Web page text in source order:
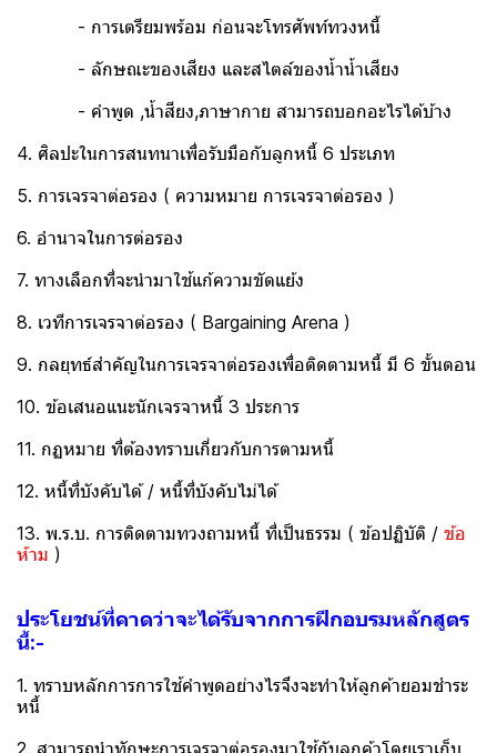
- การเตรียมพร้อม ก่อนจะโทรศัพท์ทวงหนี้
- ลักษณะของเสียง และสไตล์ของน้ำน้ำเสียง
- คำพูด ,น้ำสียง,ภาษากาย สามารถบอกอะไรได้บ้าง
4. ศิลปะในการสนทนาเพื่อรับมือกับลูกหนี้ 6 ประเภท
5. การเจรจาต่อรอง ( ความหมาย การเจรจาต่อรอง )
6. อำนาจในการต่อรอง
7. ทางเลือกที่จะนำมาใช้แก้ความขัดแย้ง
8. เวทีการเจรจาต่อรอง ( Bargaining Arena )
9. กลยุทธ์สำคัญในการเจรจาต่อรองเพื่อติดตามหนี้ มี 6 ขั้นตอน
10. ข้อเสนอแนะนักเจรจาหนี้ 3 ประการ
11. กฏหมาย ที่ต้องทราบเกี่ยวกับการตามหนี้
12. หนี้ที่บังคับได้ / หนี้ที่บังคับไม่ได้
13. พ.ร.บ. การติดตามทวงถามหนี้ ที่เป็นธรรม ( ข้อปฏิบัติ / ข้อ
ห้าม )
ประโยชน์ที่คาดว่าจะได้รับจากการฝึกอบรมหลักสูตร
นี้:-
1. ทราบหลักการการใช้คำพูดอย่างไรจึงจะทำให้ลูกค้ายอมชำระ
หนี้
2. สามารถนำทักษะการเจรจาต่อรองมาใช้กับลูกค้าโดยเราเก็บ